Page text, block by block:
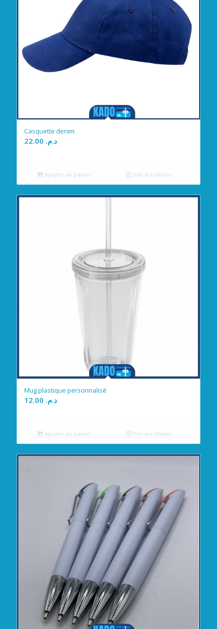
Casquette denim
د.م.
Ajouter au panier Voir les détails
Mug plastique personnalisé
د.م.
Ajouter au panier Voir les détails